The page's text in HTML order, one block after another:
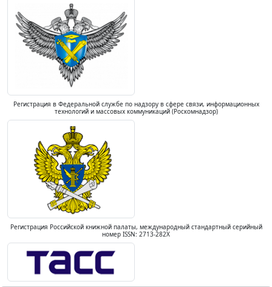
Регистрация в Федеральной службе по надзору в сфере связи, информационных
технологий и массовых коммуникаций (Роскомнадзор)
Регистрация Российской книжной палаты, международный стандартный серийный
номер ISSN: 2713-282X